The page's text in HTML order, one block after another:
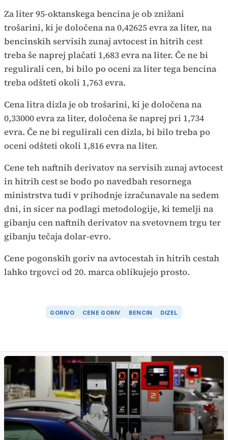
Za liter 95-oktanskega bencina je ob znižani
trošarini, ki je določena na 0,42625 evra za liter, na
bencinskih servisih zunaj avtocest in hitrih cest
treba še naprej plačati 1,683 evra na liter. Če ne bi
regulirali cen, bi bilo po oceni za liter tega bencina
treba odšteti okoli 1,763 evra.
Cena litra dizla je ob trošarini, ki je določena na
0,33000 evra za liter, določena še naprej pri 1,734
evra. Če ne bi regulirali cen dizla, bi bilo treba po
oceni odšteti okoli 1,816 evra na liter.
Cene teh naftnih derivatov na servisih zunaj avtocest
in hitrih cest se bodo po navedbah resornega
ministrstva tudi v prihodnje izračunavale na sedem
dni, in sicer na podlagi metodologije, ki temelji na
gibanju cen naftnih derivatov na svetovnem trgu ter
gibanju tečaja dolar-evro.
Cene pogonskih goriv na avtocestah in hitrih cestah
lahko trgovci od 20. marca oblikujejo prosto.
GORIVO CENE GORIV BENCIN DIZEL